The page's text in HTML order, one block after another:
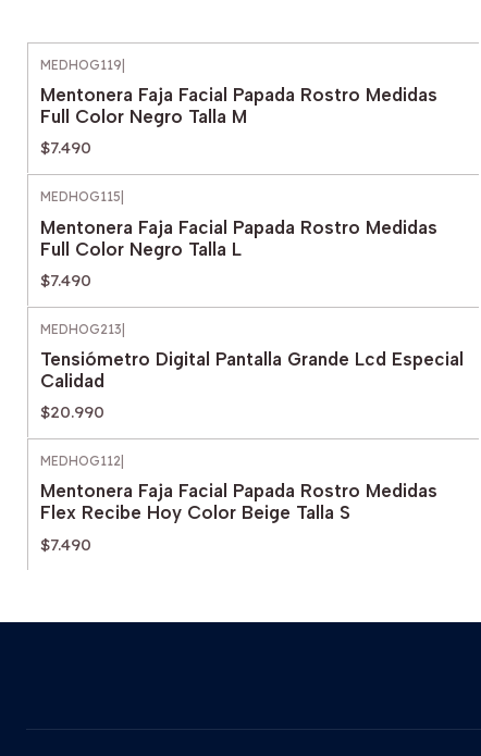
MEDHOG119
Mentonera Faja Facial Papada Rostro Medidas
Full Color Negro Talla M
$7.490
MEDHOG115
Mentonera Faja Facial Papada Rostro Medidas
Full Color Negro Talla L
$7.490
MEDHOG213
Tensiómetro Digital Pantalla Grande Lcd Especial
Calidad
$20.990
MEDHOG112
Mentonera Faja Facial Papada Rostro Medidas
Flex Recibe Hoy Color Beige Talla S
$7.490